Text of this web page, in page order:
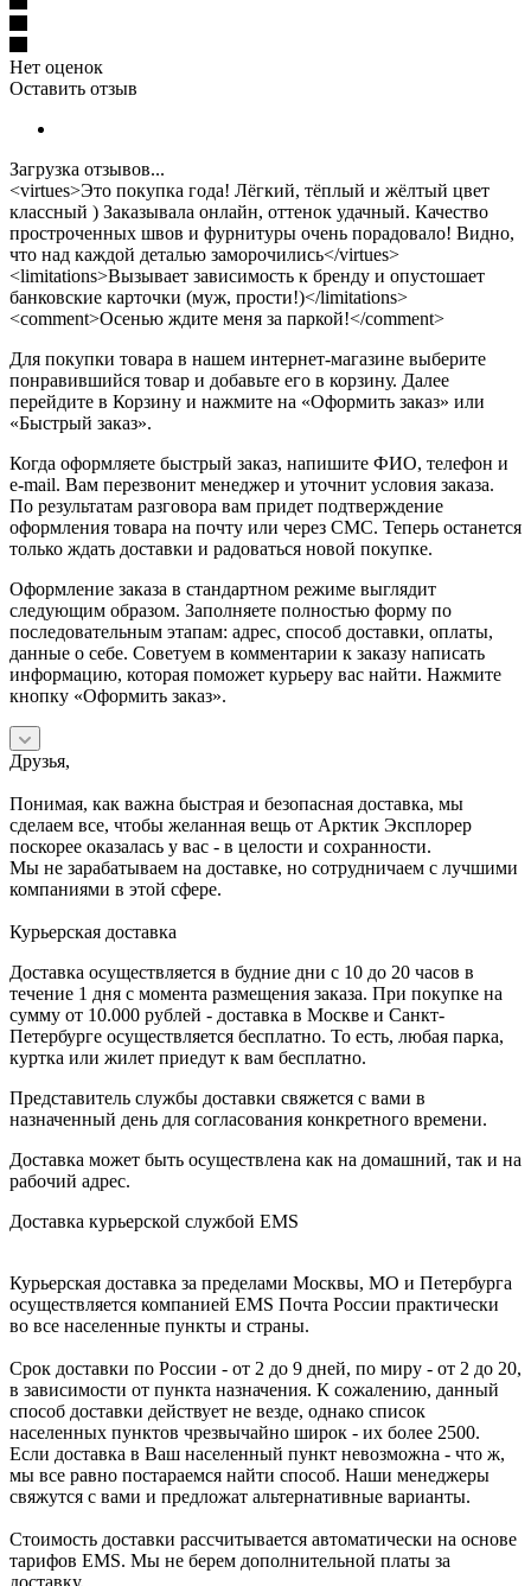
Нет оценок
Оставить отзыв
Загрузка отзывов...
<virtues>Это покупка года! Лёгкий, тёплый и жёлтый цвет
классный ) Заказывала онлайн, оттенок удачный. Качество
простроченных швов и фурнитуры очень порадовало! Видно,
что над каждой деталью заморочились</virtues>
<limitations>Вызывает зависимость к бренду и опустошает
банковские карточки (муж, прости!)</limitations>
<comment>Осенью ждите меня за паркой!</comment>
Для покупки товара в нашем интернет-магазине выберите
понравившийся товар и добавьте его в корзину. Далее
перейдите в Корзину и нажмите на «Оформить заказ» или
«Быстрый заказ».
Когда оформляете быстрый заказ, напишите ФИО, телефон и
e-mail. Вам перезвонит менеджер и уточнит условия заказа.
По результатам разговора вам придет подтверждение
оформления товара на почту или через СМС. Теперь останется
только ждать доставки и радоваться новой покупке.
Оформление заказа в стандартном режиме выглядит
следующим образом. Заполняете полностью форму по
последовательным этапам: адрес, способ доставки, оплаты,
данные о себе. Советуем в комментарии к заказу написать
информацию, которая поможет курьеру вас найти. Нажмите
кнопку «Оформить заказ».
Друзья,
Понимая, как важна быстрая и безопасная доставка, мы
сделаем все, чтобы желанная вещь от Арктик Эксплорер
поскорее оказалась у вас - в целости и сохранности.
Мы не зарабатываем на доставке, но сотрудничаем с лучшими
компаниями в этой сфере.
Курьерская доставка
Доставка осуществляется в будние дни с 10 до 20 часов в
течение 1 дня с момента размещения заказа. При покупке на
сумму от 10.000 рублей - доставка в Москве и Санкт-
Петербурге осуществляется бесплатно. То есть, любая парка,
куртка или жилет приедут к вам бесплатно.
Представитель службы доставки свяжется с вами в
назначенный день для согласования конкретного времени.
Доставка может быть осуществлена как на домашний, так и на
рабочий адрес.
Доставка курьерской службой EMS
Курьерская доставка за пределами Москвы, МО и Петербурга
осуществляется компанией ЕМS Почта России практически
во все населенные пункты и страны.
Срок доставки по России - от 2 до 9 дней, по миру - от 2 до 20,
в зависимости от пункта назначения. К сожалению, данный
способ доставки действует не везде, однако список
населенных пунктов чрезвычайно широк - их более 2500.
Если доставка в Ваш населенный пункт невозможна - что ж,
мы все равно постараемся найти способ. Наши менеджеры
свяжутся с вами и предложат альтернативные варианты.
Стоимость доставки рассчитывается автоматически на основе
тарифов ЕМS. Мы не берем дополнительной платы за
доставку.